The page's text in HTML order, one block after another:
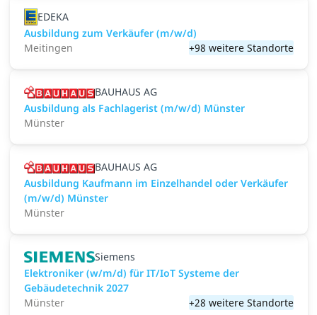
EDEKA
Ausbildung zum Verkäufer (m/w/d)
Meitingen
+98 weitere Standorte
BAUHAUS AG
Ausbildung als Fachlagerist (m/w/d) Münster
Münster
BAUHAUS AG
Ausbildung Kaufmann im Einzelhandel oder Verkäufer
(m/w/d) Münster
Münster
Siemens
Elektroniker (w/m/d) für IT/IoT Systeme der
Gebäudetechnik 2027
Münster
+28 weitere Standorte